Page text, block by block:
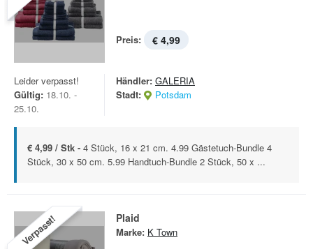
Preis: € 4,99
Leider verpasst!
Gültig: 18.10. -
25.10.
Händler: GALERIA
Stadt:
Potsdam
€ 4,99 / Stk - 4 Stück, 16 x 21 cm. 4.99 Gästetuch-Bundle 4
Stück, 30 x 50 cm. 5.99 Handtuch-Bundle 2 Stück, 50 x ...
Verpasst! Plaid
Marke: K Town